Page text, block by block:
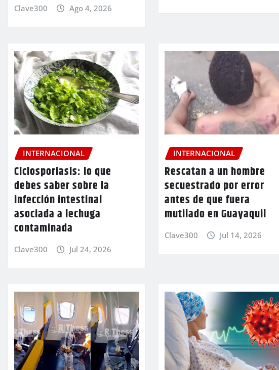
Clave300 Ago 4, 2026
INTERNACIONAL
Ciclosporiasis: lo que
debes saber sobre la
infección intestinal
asociada a lechuga
contaminada
Clave300 Jul 24, 2026
INTERNACIONAL
Rescatan a un hombre
secuestrado por error
antes de que fuera
mutilado en Guayaquil
Clave300 Jul 14, 2026